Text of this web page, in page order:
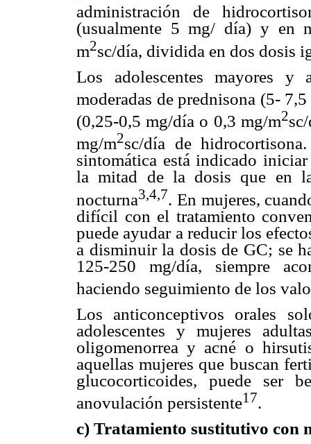
administración de
(usualmente 5 mg/ día) y en
m2sc/día, dividida en dos dosis
Los adolescentes mayores y
moderadas de prednisona (5-
(0,25-0,5 mg/día o 0,3 mg/m2
mg/m2sc/día de
sintomática está indicado
la mitad de la dosis que en
nocturna3,4,7. En mujeres,
difícil con el tratamiento
puede ayudar a reducir los
a disminuir la dosis de GC; se
125-250 mg/día, siempre
haciendo seguimiento de los
Los anticonceptivos orales
adolescentes y mujeres
oligomenorrea y acné o
aquellas mujeres que buscan
glucocorticoides, puede ser
anovulación persistente17.
c) Tratamiento sustitutivo con